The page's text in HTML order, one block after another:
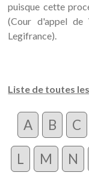
puisque cette
(Cour d'appel de
Legifrance).
Liste de toutes
A B C
L M N